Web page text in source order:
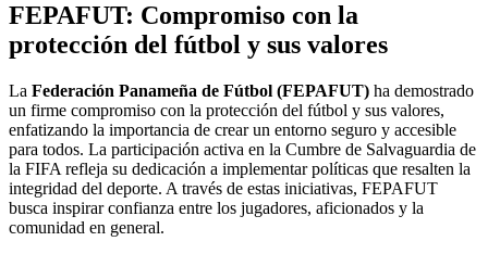
FEPAFUT: Compromiso con la
protección del fútbol y sus valores
La Federación Panameña de Fútbol (FEPAFUT) ha demostrado
un firme compromiso con la protección del fútbol y sus valores,
enfatizando la importancia de crear un entorno seguro y accesible
para todos. La participación activa en la Cumbre de Salvaguardia de
la FIFA refleja su dedicación a implementar políticas que resalten la
integridad del deporte. A través de estas iniciativas, FEPAFUT
busca inspirar confianza entre los jugadores, aficionados y la
comunidad en general.